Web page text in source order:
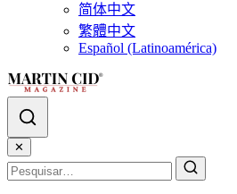
简体中文
繁體中文
Español (Latinoamérica)
✕